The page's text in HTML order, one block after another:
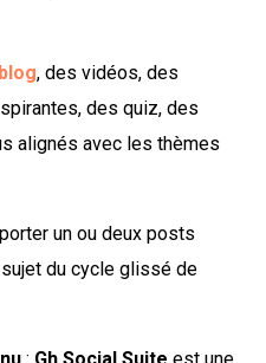
, des vidéos, des
des quiz, des
alignés avec les thèmes
un ou deux posts
du cycle glissé de